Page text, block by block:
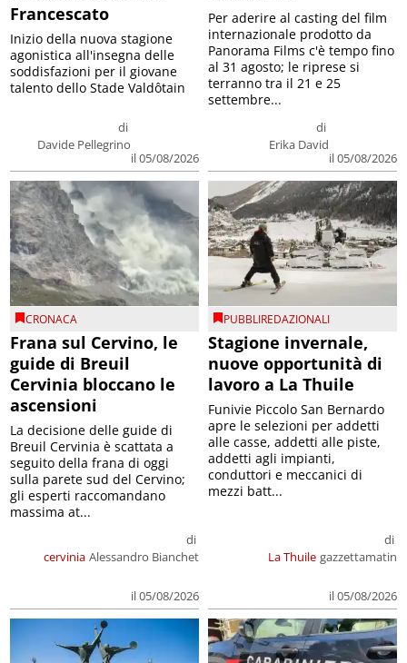
Francescato
di
Davide Pellegrino
il 05/08/2026
Inizio della nuova stagione
agonistica all'insegna delle
soddisfazioni per il giovane
talento dello Stade Valdôtain
di
Erika David
il 05/08/2026
Per aderire al casting del film
internazionale prodotto da
Panorama Films c'è tempo fino
al 31 agosto; le riprese si
terranno tra il 21 e 25
settembre...
CRONACA
Frana sul Cervino, le
guide di Breuil
Cervinia bloccano le
ascensioni
cervinia
di
Alessandro Bianchet
il 05/08/2026
La decisione delle guide di
Breuil Cervinia è scattata a
seguito della frana di oggi
sulla parete sud del Cervino;
gli esperti raccomandano
massima at...
PUBBLIREDAZIONALI
Stagione invernale,
nuove opportunità di
lavoro a La Thuile
La Thuile
di
gazzettamatin
il 05/08/2026
Funivie Piccolo San Bernardo
apre le selezioni per addetti
alle casse, addetti alle piste,
addetti agli impianti,
conduttori e meccanici di
mezzi batt...